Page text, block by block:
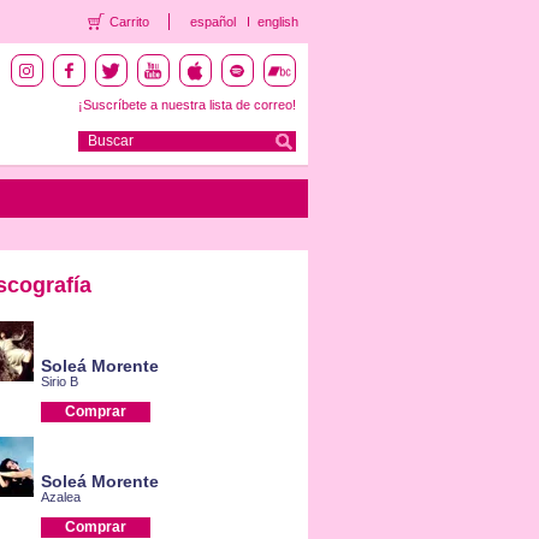
Carrito español english
¡Suscríbete a nuestra lista de correo!
Soleá Morente
Sirio B
Comprar
Soleá Morente
Azalea
Comprar